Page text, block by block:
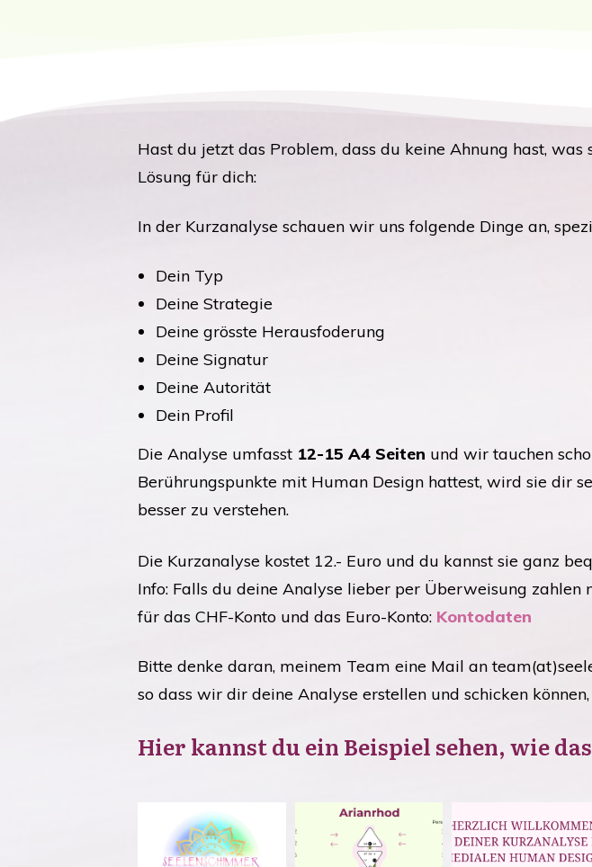
Hast du jetzt das Problem, dass du keine Ahnung hast,
Lösung für dich:
In der Kurzanalyse schauen wir uns folgende Dinge an,
Dein Typ
Deine Strategie
Deine grösste Herausfoderung
Deine Signatur
Deine Autorität
Dein Profil
Die Analyse umfasst 12-15 A4 Seiten und wir tauchen
Berührungspunkte mit Human Design hattest, wird sie dir
besser zu verstehen.
Die Kurzanalyse kostet 12.- Euro und du kannst sie ganz
Info: Falls du deine Analyse lieber per Überweisung
für das CHF-Konto und das Euro-Konto: Kontodaten
Bitte denke daran, meinem Team eine Mail an
so dass wir dir deine Analyse erstellen und schicken
Hier kannst du ein Beispiel sehen, wie